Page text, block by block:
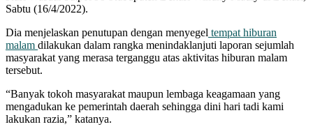
Sabtu (16/4/2022).
Dia menjelaskan penutupan dengan menyegel tempat hiburan
malam dilakukan dalam rangka menindaklanjuti laporan sejumlah
masyarakat yang merasa terganggu atas aktivitas hiburan malam
tersebut.
“Banyak tokoh masyarakat maupun lembaga keagamaan yang
mengadukan ke pemerintah daerah sehingga dini hari tadi kami
lakukan razia,” katanya.